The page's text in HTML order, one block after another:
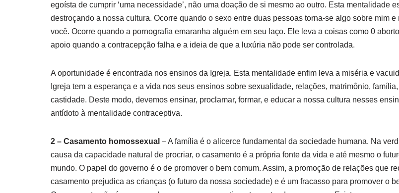
egoísta de cumprir ‘uma necessidade’, não uma doação de si mesmo ao outro. Esta mentalidade
destroçando a nossa cultura. Ocorre quando o sexo entre duas pessoas torna-se algo sobre mim e
você. Ocorre quando a pornografia emaranha alguém em seu laço. Ele leva a coisas como 0
apoio quando a contracepção falha e a ideia de que a luxúria não pode ser controlada.
A oportunidade é encontrada nos ensinos da Igreja. Esta mentalidade enfim leva a miséria e
Igreja tem a esperança e a vida nos seus ensinos sobre sexualidade, relações, matrimônio,
castidade. Deste modo, devemos ensinar, proclamar, formar, e educar a nossa cultura nesses
antídoto à mentalidade contraceptiva.
2 – Casamento homossexual – A família é o alicerce fundamental da sociedade humana. Na
causa da capacidade natural de procriar, o casamento é a própria fonte da vida e até mesmo o
mundo. O papel do governo é o de promover o bem comum. Assim, a promoção de relações que
casamento prejudica as crianças (o futuro da nossa sociedade) e é um fracasso para promover o